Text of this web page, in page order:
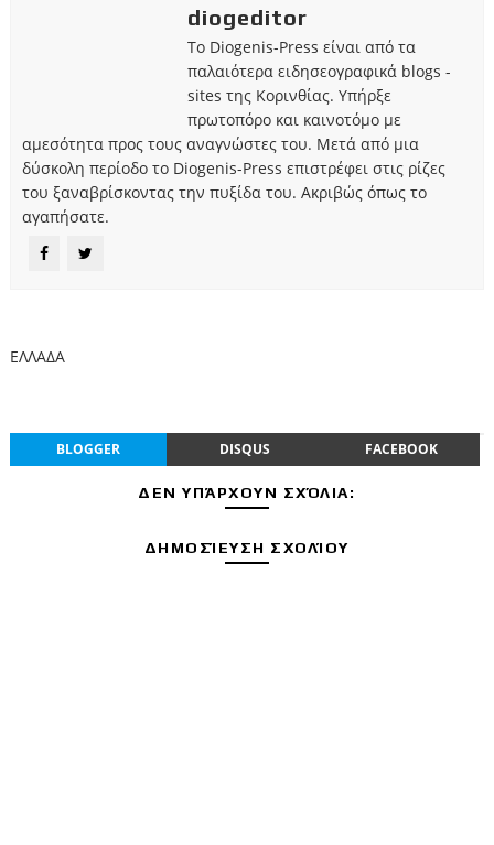
diogeditor
Το Diogenis-Press είναι από τα
παλαιότερα ειδησεογραφικά blogs -
sites της Κορινθίας. Υπήρξε
πρωτοπόρο και καινοτόμο με
αμεσότητα προς τους αναγνώστες του. Μετά από μια
δύσκολη περίοδο το Diogenis-Press επιστρέφει στις ρίζες
του ξαναβρίσκοντας την πυξίδα του. Ακριβώς όπως το
αγαπήσατε.
ΕΛΛΑΔΑ
BLOGGER DISQUS FACEBOOK
ΔΕΝ ΥΠΆΡΧΟΥΝ ΣΧΌΛΙΑ:
ΔΗΜΟΣΊΕΥΣΗ ΣΧΟΛΊΟΥ